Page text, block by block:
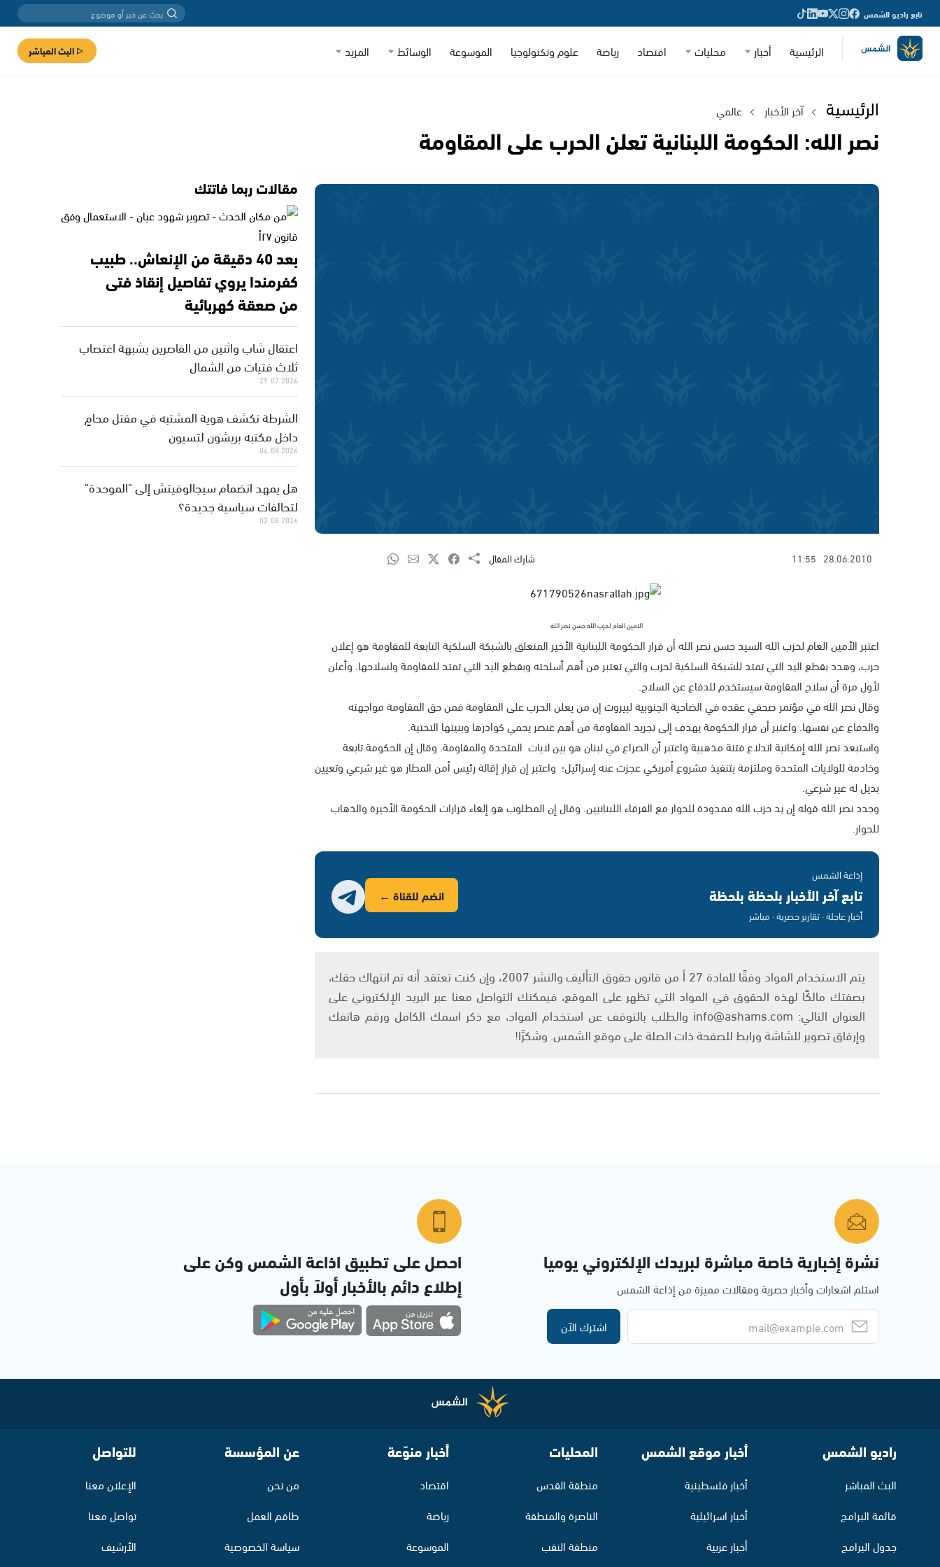
تابع راديو الشمس
الرئيسية أخبار محليات اقتصاد رياضة علوم وتكنولوجيا الموسوعة الوسائط المزيد البث المباشر
الرئيسية آخر الأخبار عالمي
نصر الله: الحكومة اللبنانية تعلن الحرب على المقاومة
28.06.2010
11:55 شارك المقال
الامين العام لحزب الله حسن نصر الله
اعتبر الأمين العام لحزب الله السيد حسن نصر الله أن قرار الحكومة اللبنانية الأخير المتعلق بالشبكة السلكية التابعة للمقاومة هو إعلان
حرب، وهدد بقطع اليد التي تمتد للشبكة السلكية لحزب والتي تعتبر من أهم أسلحته وبقطع اليد التي تمتد للمقاومة ولسلاحها. وأعلن
لأول مرة أن سلاح المقاومة سيستخدم للدفاع عن السلاح.
وقال نصر الله في مؤتمر صحفي عقده في الضاحية الجنوبية لبيروت إن من يعلن الحرب على المقاومة فمن حق المقاومة مواجهته
والدفاع عن نفسها. واعتبر أن قرار الحكومة يهدف إلى تجريد المقاومة من أهم عنصر يحمي كوادرها وبنيتها التحتية.
واستبعد نصر الله إمكانية اندلاع فتنة مذهبية واعتبر أن الصراع في لبنان هو بين لايات المتحدة والمقاومة. وقال إن الحكومة تابعة
وخادمة للولايات المتحدة وملتزمة بتنفيذ مشروع أمريكي عجزت عنه إسرائيل؛ واعتبر إن قرار إقالة رئيس أمن المطار هو غير شرعي وتعيين
بديل له غير شرعي.
وجدد نصر الله قوله إن يد حزب الله ممدودة للحوار مع الفرقاء اللبنانيين. وقال إن المطلوب هو إلغاء قرارات الحكومة الأخيرة والذهاب
للحوار.
إذاعة الشمس
تابع آخر الأخبار بلحظة بلحظة
أخبار عاجلة · تقارير حصرية · مباشر
انضم للقناة ←
يتم الاستخدام المواد وفقًا للمادة 27 أ من قانون حقوق التأليف والنشر 2007، وإن كنت تعتقد أنه تم انتهاك حقك،
بصفتك مالكًا لهذه الحقوق في المواد التي تظهر على الموقع، فيمكنك التواصل معنا عبر البريد الإلكتروني على
العنوان التالي: info@ashams.com والطلب بالتوقف عن استخدام المواد، مع ذكر اسمك الكامل ورقم هاتفك
وإرفاق تصوير للشاشة ورابط للصفحة ذات الصلة على موقع الشمس. وشكرًا!
مقالات ربما فاتتك
بعد 40 دقيقة من الإنعاش.. طبيب
كفرمندا يروي تفاصيل إنقاذ فتى
من صعقة كهربائية
اعتقال شاب واثنين من القاصرين بشبهة اغتصاب
ثلاث فتيات من الشمال
29.07.2026
الشرطة تكشف هوية المشتبه في مقتل محامٍ
داخل مكتبه بريشون لتسيون
04.08.2026
هل يمهد انضمام سيجالوفيتش إلى "الموحدة"
لتحالفات سياسية جديدة؟
02.08.2026
نشرة إخبارية خاصة مباشرة لبريدك الإلكتروني يوميا
استلم اشعارات وأخبار حصرية ومقالات مميزة من إذاعة الشمس
اشترك الآن
احصل على تطبيق اذاعة الشمس وكن على
إطلاع دائم بالأخبار أولاً بأول
راديو الشمس
البث المباشر
قائمة البرامج
جدول البرامج
أخبار موقع الشمس
أخبار فلسطينية
أخبار اسرائيلية
أخبار عربية
المحليات
منطقة القدس
الناصرة والمنطقة
منطقة النقب
أخبار منوّعة
اقتصاد
رياضة
الموسوعة
عن المؤسسة
من نحن
طاقم العمل
سياسة الخصوصية
للتواصل
الإعلان معنا
تواصل معنا
الأرشيف